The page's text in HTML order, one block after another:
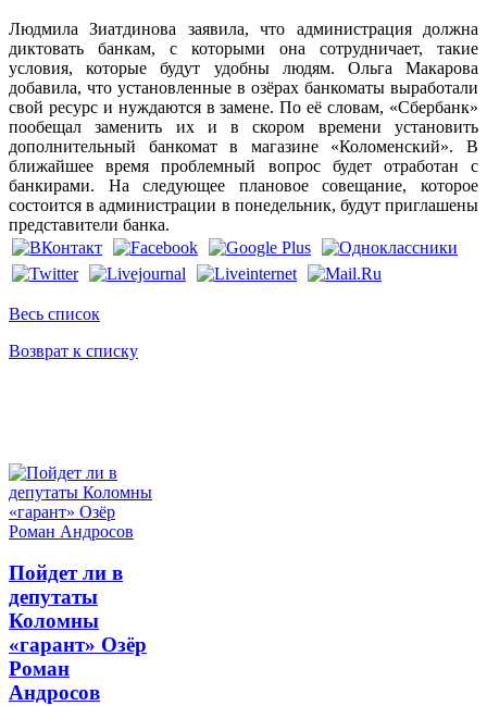
Людмила Зиатдинова заявила, что администрация должна
диктовать банкам, с которыми она сотрудничает, такие
условия, которые будут удобны людям. Ольга Макарова
добавила, что установленные в озёрах банкоматы выработали
свой ресурс и нуждаются в замене. По её словам, «Сбербанк»
пообещал заменить их и в скором времени установить
дополнительный банкомат в магазине «Коломенский». В
ближайшее время проблемный вопрос будет отработан с
банкирами. На следующее плановое совещание, которое
состоится в администрации в понедельник, будут приглашены
представители банка.
Весь список
Возврат к списку
Пойдет ли в
депутаты
Коломны
«гарант» Озёр
Роман
Андросов